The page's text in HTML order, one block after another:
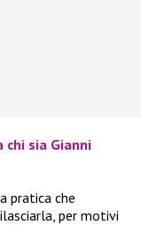
chi sia Gianni
pratica che
per motivi